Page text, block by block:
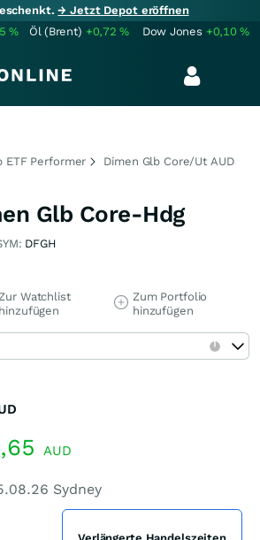
→ Jetzt Depot eröffnen
% Öl (Brent) +0,72% Dow Jones +0,10%
ETF Performer
Dimen Glb Core/Ut AUD
Glb Core-Hdg
DFGH
Watchlist
hinzufügen
Zum Portfolio
hinzufügen
AUD
Sydney